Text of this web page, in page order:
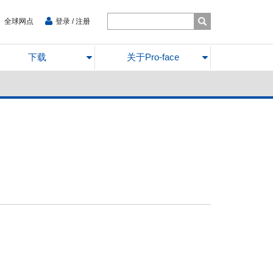
全球网点 登录 / 注册
下载 关于Pro-face